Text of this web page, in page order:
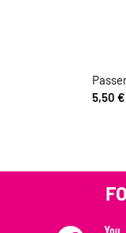
5,50 €